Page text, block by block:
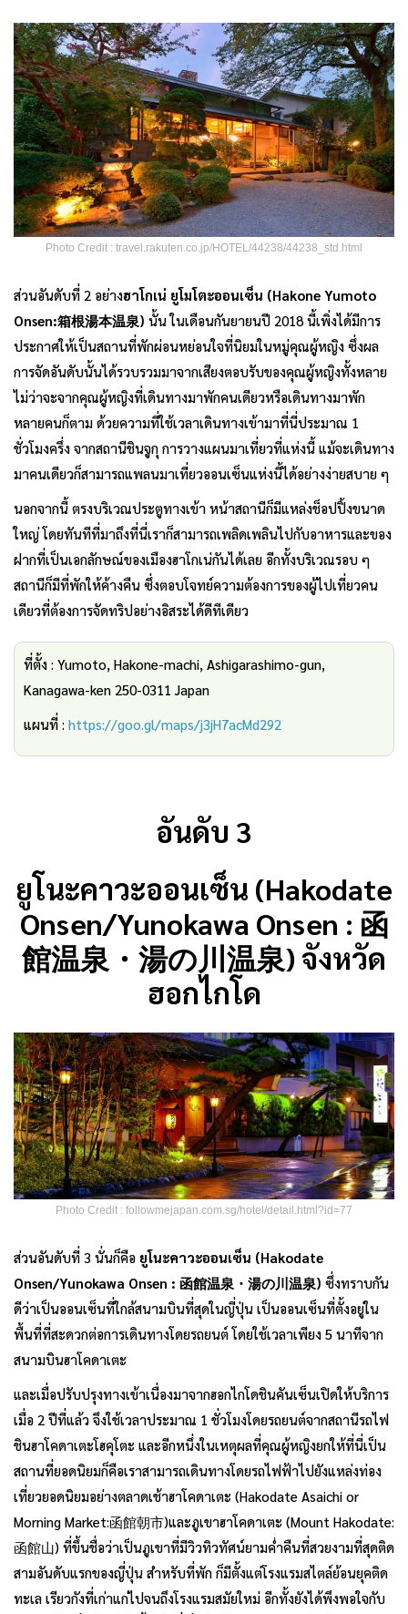
Photo Credit : travel.rakuten.co.jp/HOTEL/44238/44238_std.html
ส่วนอันดับที่ 2 อย่างฮาโกเน่ ยูโมโตะออนเซ็น (Hakone Yumoto
Onsen:箱根湯本温泉) นั้น ในเดือนกันยายนปี 2018 นี้เพิ่งได้มีการ
ประกาศให้เป็นสถานที่พักผ่อนหย่อนใจที่นิยมในหมู่คุณผู้หญิง ซึ่งผล
การจัดอันดับนั้นได้รวบรวมมาจากเสียงตอบรับของคุณผู้หญิงทั้งหลาย
ไม่ว่าจะจากคุณผู้หญิงที่เดินทางมาพักคนเดียวหรือเดินทางมาพัก
หลายคนก็ตาม ด้วยความที่ใช้เวลาเดินทางเข้ามาที่นี่ประมาณ 1
ชั่วโมงครึ่ง จากสถานีชินจูกุ การวางแผนมาเที่ยวที่แห่งนี้ แม้จะเดินทาง
มาคนเดียวก็สามารถแพลนมาเที่ยวออนเซ็นแห่งนี้ได้อย่างง่ายสบาย ๆ
นอกจากนี้ ตรงบริเวณประตูทางเข้า หน้าสถานีก็มีแหล่งช็อปปิ้งขนาด
ใหญ่ โดยทันทีที่มาถึงที่นี่เราก็สามารถเพลิดเพลินไปกับอาหารและของ
ฝากที่เป็นเอกลักษณ์ของเมืองฮาโกเน่กันได้เลย อีกทั้งบริเวณรอบ ๆ
สถานีก็มีที่พักให้ค้างคืน ซึ่งตอบโจทย์ความต้องการของผู้ไปเที่ยวคน
เดียวที่ต้องการจัดทริปอย่างอิสระได้ดีทีเดียว
ที่ตั้ง : Yumoto, Hakone-machi, Ashigarashimo-gun,
Kanagawa-ken 250-0311 Japan
แผนที่ : https://goo.gl/maps/j3jH7acMd292
อันดับ 3
ยูโนะคาวะออนเซ็น (Hakodate
Onsen/Yunokawa Onsen : 函
館温泉・湯の川温泉) จังหวัด
ฮอกไกโด
Photo Credit : followmejapan.com.sg/hotel/detail.html?id=77
ส่วนอันดับที่ 3 นั่นก็คือ ยูโนะคาวะออนเซ็น (Hakodate
Onsen/Yunokawa Onsen : 函館温泉・湯の川温泉) ซึ่งทราบกัน
ดีว่าเป็นออนเซ็นที่ใกล้สนามบินที่สุดในญี่ปุ่น เป็นออนเซ็นที่ตั้งอยู่ใน
พื้นที่ที่สะดวกต่อการเดินทางโดยรถยนต์ โดยใช้เวลาเพียง 5 นาทีจาก
สนามบินฮาโคดาเตะ
และเมื่อปรับปรุงทางเข้าเนื่องมาจากฮอกไกโดชินคันเซ็นเปิดให้บริการ
เมื่อ 2 ปีที่แล้ว จึงใช้เวลาประมาณ 1 ชั่วโมงโดยรถยนต์จากสถานีรถไฟ
ชินฮาโคดาเตะโฮคุโตะ และอีกหนึ่งในเหตุผลที่คุณผู้หญิงยกให้ที่นี่เป็น
สถานที่ยอดนิยมก็คือเราสามารถเดินทางโดยรถไฟฟ้าไปยังแหล่งท่อง
เที่ยวยอดนิยมอย่างตลาดเช้าฮาโคดาเตะ (Hakodate Asaichi or
Morning Market:函館朝市)และภูเขาฮาโคดาเตะ (Mount Hakodate:
函館山) ที่ขึ้นชื่อว่าเป็นภูเขาที่มีวิวทิวทัศน์ยามค่ำคืนที่สวยงามที่สุดติด
สามอันดับแรกของญี่ปุ่น สำหรับที่พัก ก็มีตั้งแต่โรงแรมสไตล์ย้อนยุคติด
ทะเล เรียวกังที่เก่าแก่ไปจนถึงโรงแรมสมัยใหม่ อีกทั้งยังได้พึงพอใจกับ